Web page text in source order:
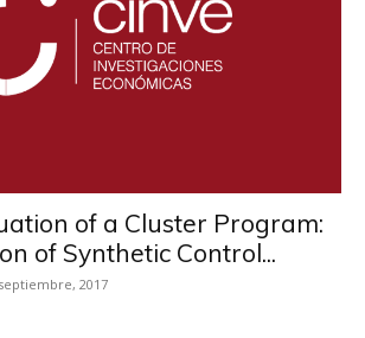
of a Cluster Program:
of Synthetic Control...
2017